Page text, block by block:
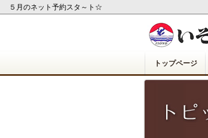
５月のネット予約スタ～ト☆
トップページ